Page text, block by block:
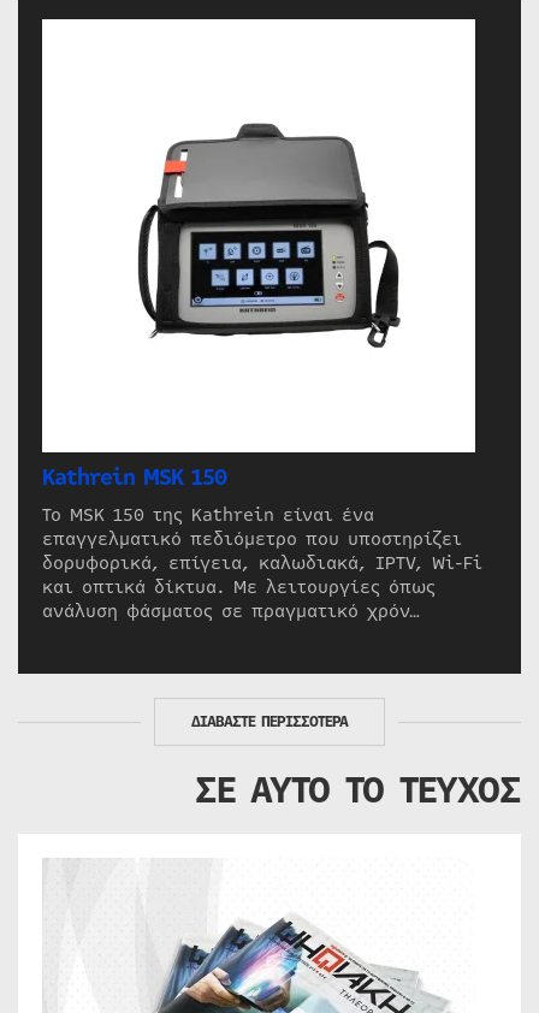
Kathrein MSK 150
Το MSK 150 της Kathrein είναι ένα
επαγγελματικό πεδιόμετρο που υποστηρίζει
δορυφορικά, επίγεια, καλωδιακά, IPTV, Wi-Fi
και οπτικά δίκτυα. Με λειτουργίες όπως
ανάλυση φάσματος σε πραγματικό χρόν…
ΔΙΑΒΑΣΤΕ ΠΕΡΙΣΣΟΤΕΡΑ
ΣΕ ΑΥΤΟ ΤΟ ΤΕΥΧΟΣ